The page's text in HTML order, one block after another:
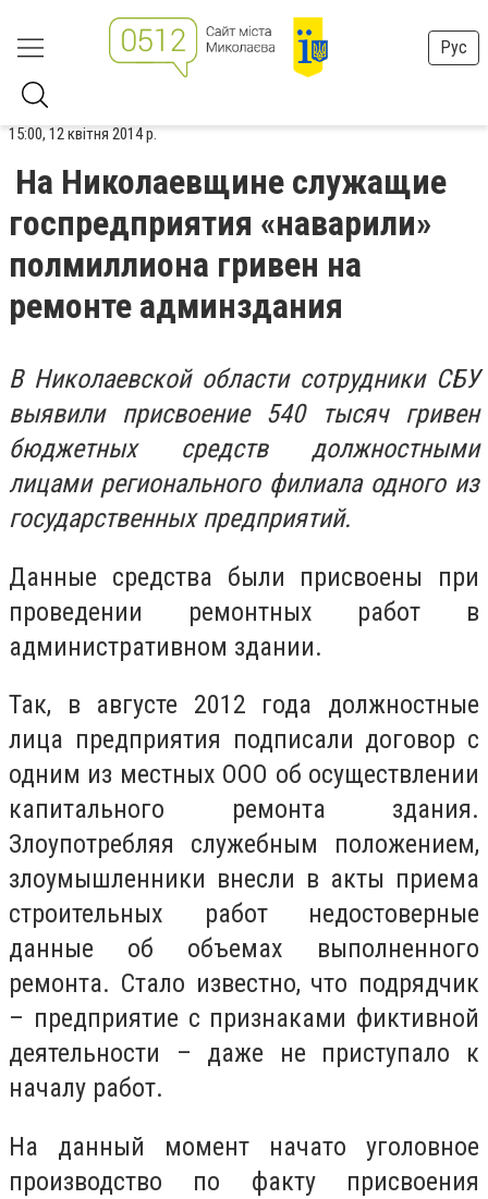
Рус
15:00, 12 квітня 2014 р.
На Николаевщине служащие
госпредприятия «наварили»
полмиллиона гривен на
ремонте админздания
В Николаевской области сотрудники СБУ
выявили присвоение 540 тысяч гривен
бюджетных средств должностными
лицами регионального филиала одного из
государственных предприятий.
Данные средства были присвоены при
проведении ремонтных работ в
административном здании.
Так, в августе 2012 года должностные
лица предприятия подписали договор с
одним из местных ООО об осуществлении
капитального ремонта здания.
Злоупотребляя служебным положением,
злоумышленники внесли в акты приема
строительных работ недостоверные
данные об объемах выполненного
ремонта. Стало известно, что подрядчик
– предприятие с признаками фиктивной
деятельности – даже не приступало к
началу работ.
На данный момент начато уголовное
производство по факту присвоения